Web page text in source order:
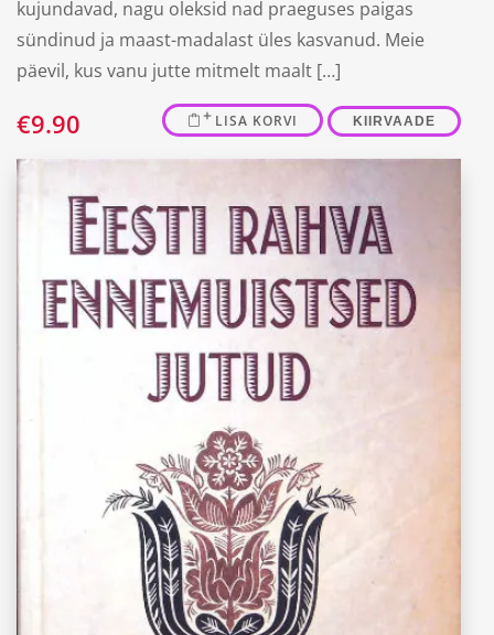
kujundavad, nagu oleksid nad praeguses paigas
sündinud ja maast-madalast üles kasvanud. Meie
päevil, kus vanu jutte mitmelt maalt […]
€9.90 LISA KORVI KIIRVAADE